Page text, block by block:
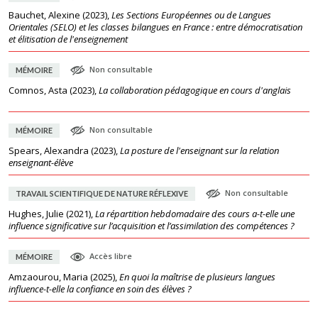
Bauchet, Alexine (2023),Les Sections Européennes ou de Langues
Orientales (SELO) et les classes bilangues en France : entre démocratisation
et élitisation de l'enseignement
MÉMOIRE Non consultable
Comnos, Asta (2023),La collaboration pédagogique en cours d'anglais
MÉMOIRE Non consultable
Spears, Alexandra (2023),La posture de l'enseignant sur la relation
enseignant-élève
TRAVAIL SCIENTIFIQUE DE NATURE RÉFLEXIVE Non consultable
Hughes, Julie (2021),La répartition hebdomadaire des cours a-t-elle une
influence significative sur l’acquisition et l’assimilation des compétences ?
MÉMOIRE Accès libre
Amzaourou, Maria (2025),En quoi la maîtrise de plusieurs langues
influence-t-elle la confiance en soin des élèves ?